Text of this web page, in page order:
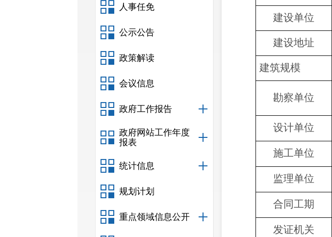
人事任免
公示公告
政策解读
会议信息
政府工作报告
政府网站工作年度
报表
统计信息
规划计划
重点领域信息公开
建设单位
建设地址
建筑规模
勘察单位
设计单位
施工单位
监理单位
合同工期
发证机关